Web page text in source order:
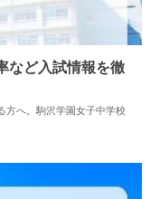
2024.05.10
など入試情報を徹
方へ。駒沢学園女子中学校